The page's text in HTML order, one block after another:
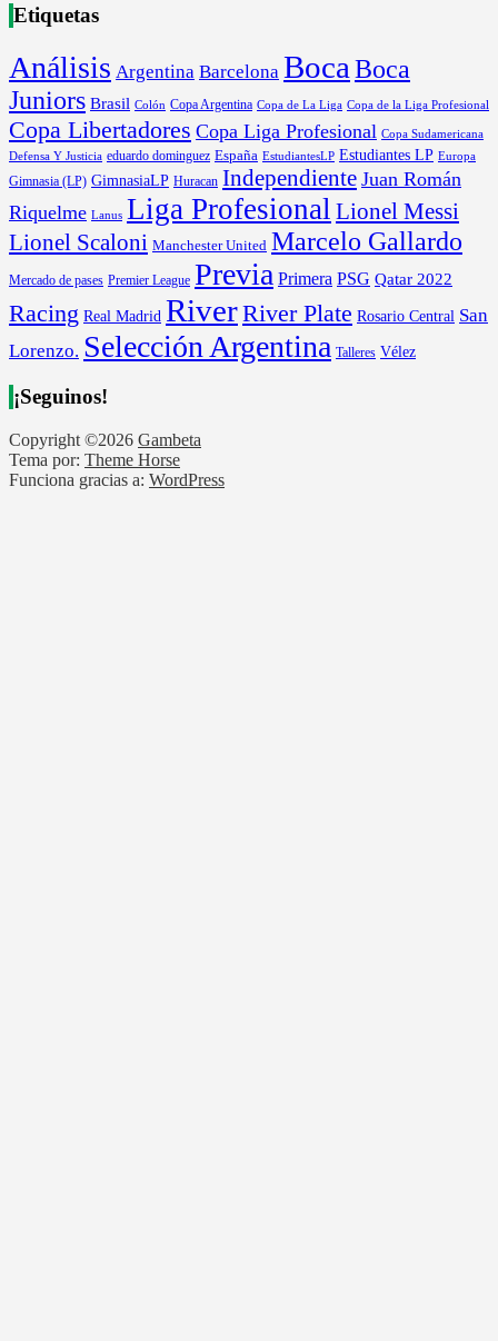
Etiquetas
Análisis Argentina Barcelona Boca Boca
Juniors Brasil Colón Copa Argentina Copa de La Liga Copa de la Liga Profesional
Copa Libertadores Copa Liga Profesional Copa Sudamericana
Defensa Y Justicia eduardo dominguez España EstudiantesLP Estudiantes LP Europa
Gimnasia (LP) GimnasiaLP Huracan Independiente Juan Román
Riquelme Lanus Liga Profesional Lionel Messi
Lionel Scaloni Manchester United Marcelo Gallardo
Mercado de pases Premier League Previa Primera PSG Qatar 2022
Racing Real Madrid RiverRiver Plate Rosario Central San
Lorenzo. Selección Argentina Talleres Vélez
¡Seguinos!
Copyright ©2026 Gambeta
Tema por: Theme Horse
Funciona gracias a: WordPress